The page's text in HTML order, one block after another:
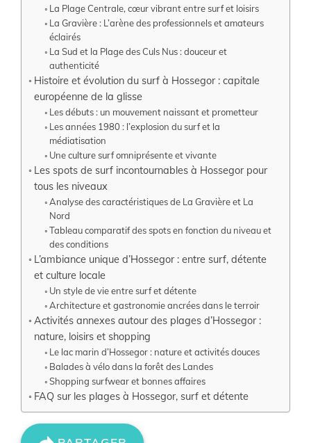
La Plage Centrale, cœur vibrant entre surf et loisirs
La Gravière : L’arène des professionnels et amateurs
éclairés
La Sud et la Plage des Culs Nus : douceur et
authenticité
Histoire et évolution du surf à Hossegor : capitale
européenne de la glisse
Les débuts : un mouvement naissant et prometteur
Les années 1980 : l’explosion du surf et la
médiatisation
Une culture surf omniprésente et vivante
Les spots de surf incontournables à Hossegor pour
tous les niveaux
Analyse des caractéristiques de La Gravière et La
Nord
Tableau comparatif des spots en fonction du niveau et
des conditions
L’ambiance unique d’Hossegor : entre surf, détente
et culture locale
Un style de vie entre surf et détente
Architecture et gastronomie ancrées dans le terroir
Activités annexes autour des plages d’Hossegor :
nature, loisirs et shopping
Le lac marin d’Hossegor : nature et activités douces
Balades à vélo dans la forêt des Landes
Shopping surfwear et bonnes affaires
FAQ sur les plages à Hossegor, surf et détente